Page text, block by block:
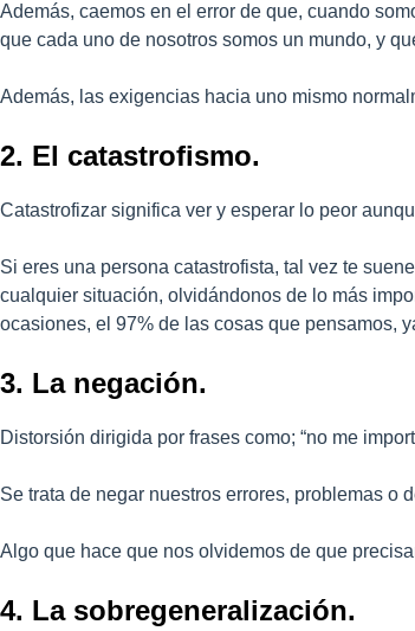
Además, caemos en el error de que, cuando
que cada uno de nosotros somos un mundo, y
Además, las exigencias hacia uno mismo
2. El catastrofismo.
Catastrofizar significa ver y esperar lo peor
Si eres una persona catastrofista, tal vez te
cualquier situación, olvidándonos de lo más
ocasiones, el 97% de las cosas que pensamos,
3. La negación.
Distorsión dirigida por frases como; “no me
Se trata de negar nuestros errores, problemas o
Algo que hace que nos olvidemos de que
4. La sobregeneralización.